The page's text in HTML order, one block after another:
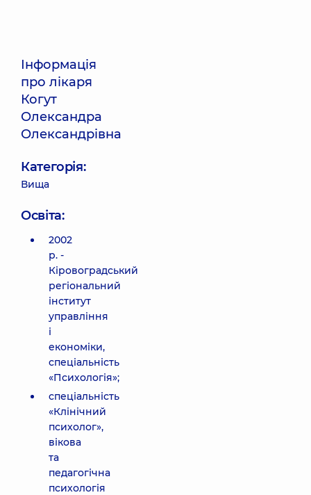
Інформація
про лікаря
Когут
Олександра
Олександрівна
Категорія:
Вища
Освіта:
2002
р. -
Кіровоградський
регіональний
інститут
управління
і
економіки,
спеціальність
«Психологія»;
спеціальність
«Клінічний
психолог»,
вікова
та
педагогічна
психологія